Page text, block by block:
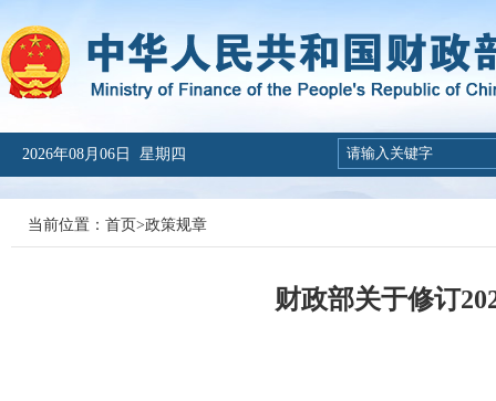
2026年08月06日 星期四
当前位置： 首页>政策规章
财政部关于修订